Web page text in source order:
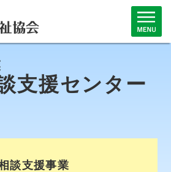
支援センター
談支援事業